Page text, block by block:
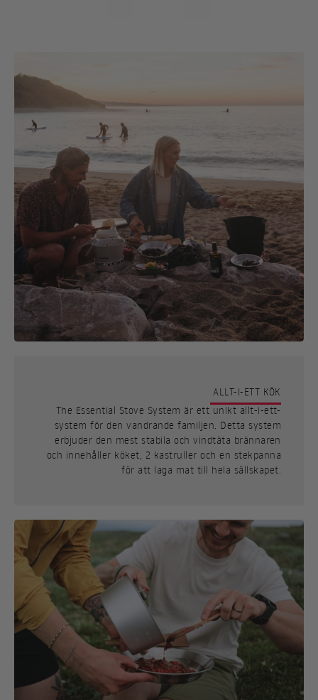
ALLT-I-ETT KÖK
The Essential Stove System är ett unikt allt-i-ett-
system för den vandrande familjen. Detta system
erbjuder den mest stabila och vindtäta brännaren
och innehåller köket, 2 kastruller och en stekpanna
för att laga mat till hela sällskapet.